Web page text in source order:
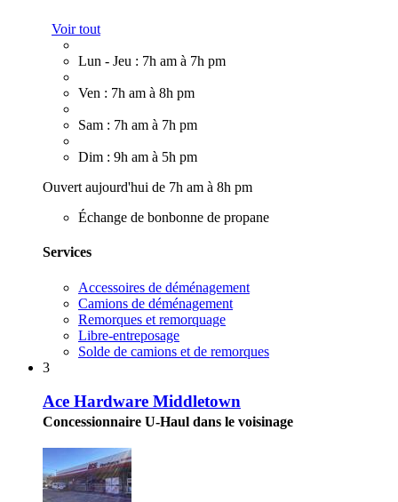
Voir tout
Lun - Jeu : 7h am à 7h pm
Ven : 7h am à 8h pm
Sam : 7h am à 7h pm
Dim : 9h am à 5h pm
Ouvert aujourd'hui de 7h am à 8h pm
Échange de bonbonne de propane
Services
Accessoires de déménagement
Camions de déménagement
Remorques et remorquage
Libre-entreposage
Solde de camions et de remorques
3
Ace Hardware Middletown
Concessionnaire U-Haul dans le voisinage